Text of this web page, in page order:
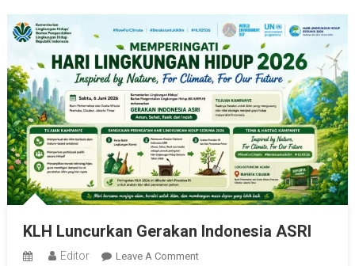
KLH Luncurkan Gerakan Indonesia ASRI
Editor Leave A CommentOn